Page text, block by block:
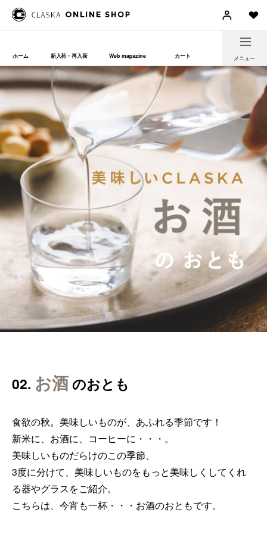
ホーム 新入荷・再入荷 Web magazine カート メニュー
02. お酒 のおとも
食欲の秋。美味しいものが、あふれる季節です！
新米に、お酒に、コーヒーに・・・。
美味しいものだらけのこの季節、
3度に分けて、美味しいものをもっと美味しくしてくれ
る器やグラスをご紹介。
こちらは、今宵も一杯・・・お酒のおともです。